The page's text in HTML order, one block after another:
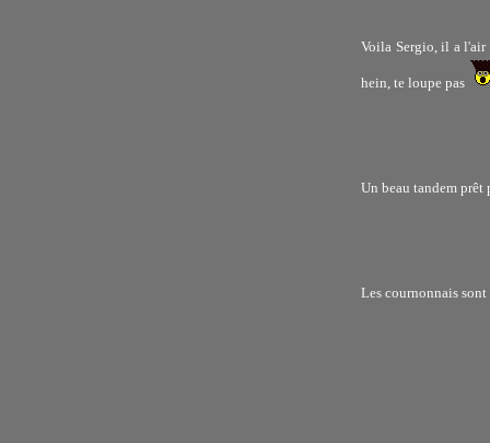
Voila Sergio, il a l'air
hein, te loupe pas
Un beau tandem prêt
Les cournonnais